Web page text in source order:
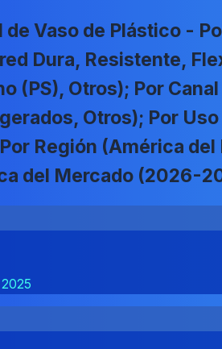
de Vaso de Plástico -
Dura, Resistente,
(PS), Otros); Por
Otros); Por
Región (América
del Mercado (2026-